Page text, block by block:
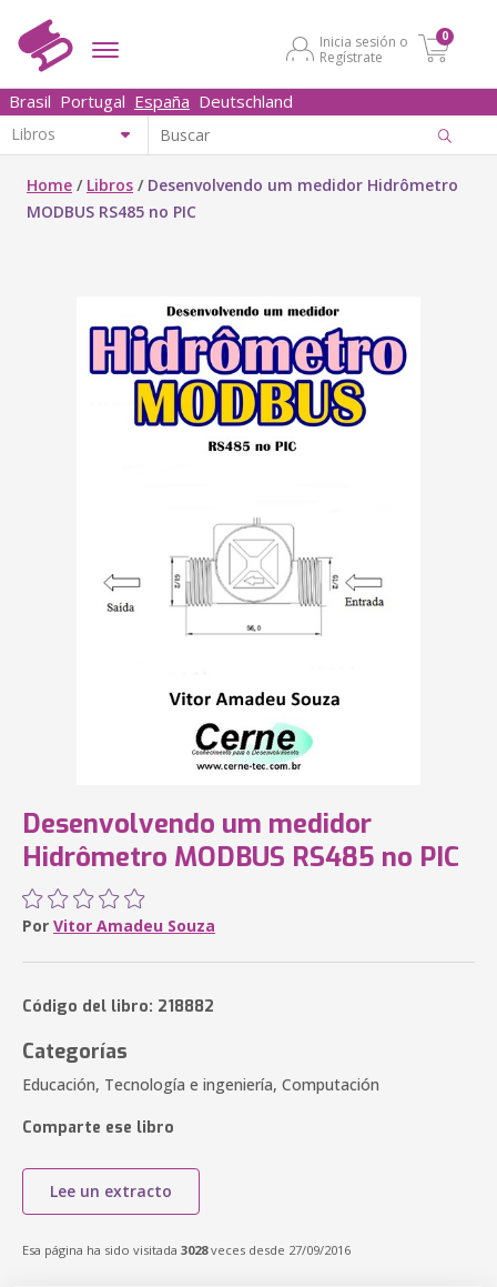
Inicia sesión o
Regístrate
0
Brasil Portugal España Deutschland
Home / Libros / Desenvolvendo um medidor Hidrômetro
MODBUS RS485 no PIC
Desenvolvendo um medidor
Hidrômetro MODBUS RS485 no PIC
Por Vitor Amadeu Souza
Código del libro: 218882
Categorías
Educación, Tecnología e ingeniería, Computación
Comparte ese libro
Lee un extracto
Esa página ha sido visitada 3028veces desde 27/09/2016